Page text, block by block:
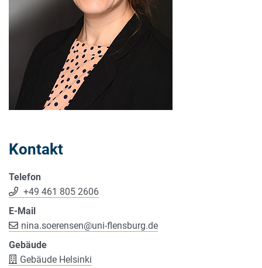
Kontakt
Telefon
+49 461 805 2606
E-Mail
nina.soerensen@uni-flensburg.de
Gebäude
Gebäude Helsinki